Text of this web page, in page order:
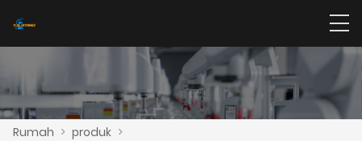
Rumah > produk >